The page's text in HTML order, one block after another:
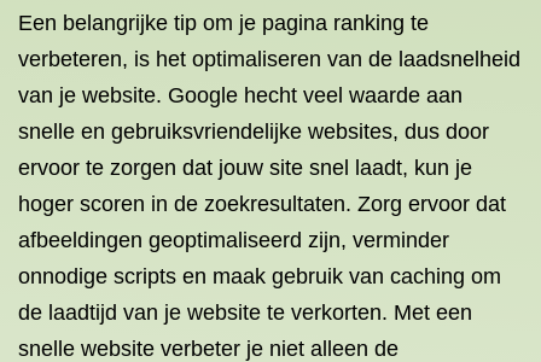
Een belangrijke tip om je pagina ranking te
verbeteren, is het optimaliseren van de laadsnelheid
van je website. Google hecht veel waarde aan
snelle en gebruiksvriendelijke websites, dus door
ervoor te zorgen dat jouw site snel laadt, kun je
hoger scoren in de zoekresultaten. Zorg ervoor dat
afbeeldingen geoptimaliseerd zijn, verminder
onnodige scripts en maak gebruik van caching om
de laadtijd van je website te verkorten. Met een
snelle website verbeter je niet alleen de